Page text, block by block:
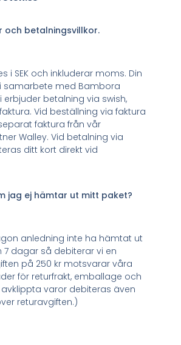
och betalningsvillkor.
i SEK och inkluderar moms. Din
samarbete med Bambora
erbjuder betalning via swish,
Vid beställning via faktura
faktura från vår
Walley. Vid betalning via
ditt kort direkt vid
jag ej hämtar ut mitt paket?
anledning inte ha hämtat ut
7 dagar så debiterar vi en
på 250 kr motsvarar våra
för returfrakt, emballage och
avklippta varor debiteras även
returavgiften.)